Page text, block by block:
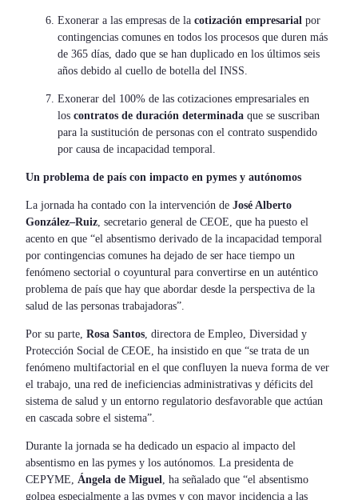
Exonerar a las empresas de la cotización empresarial por
contingencias comunes en todos los procesos que duren más
de 365 días, dado que se han duplicado en los últimos seis
años debido al cuello de botella del INSS.
Exonerar del 100% de las cotizaciones empresariales en
los contratos de duración determinada que se suscriban
para la sustitución de personas con el contrato suspendido
por causa de incapacidad temporal.
Un problema de país con impacto en pymes y autónomos
La jornada ha contado con la intervención de José Alberto
González–Ruiz, secretario general de CEOE, que ha puesto el
acento en que “el absentismo derivado de la incapacidad temporal
por contingencias comunes ha dejado de ser hace tiempo un
fenómeno sectorial o coyuntural para convertirse en un auténtico
problema de país que hay que abordar desde la perspectiva de la
salud de las personas trabajadoras”.
Por su parte, Rosa Santos, directora de Empleo, Diversidad y
Protección Social de CEOE, ha insistido en que “se trata de un
fenómeno multifactorial en el que confluyen la nueva forma de ver
el trabajo, una red de ineficiencias administrativas y déficits del
sistema de salud y un entorno regulatorio desfavorable que actúan
en cascada sobre el sistema”.
Durante la jornada se ha dedicado un espacio al impacto del
absentismo en las pymes y los autónomos. La presidenta de
CEPYME, Ángela de Miguel, ha señalado que “el absentismo
golpea especialmente a las pymes y con mayor incidencia a las